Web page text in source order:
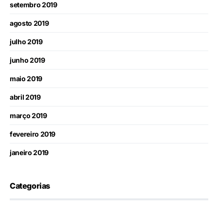
setembro 2019
agosto 2019
julho 2019
junho 2019
maio 2019
abril 2019
março 2019
fevereiro 2019
janeiro 2019
Categorias